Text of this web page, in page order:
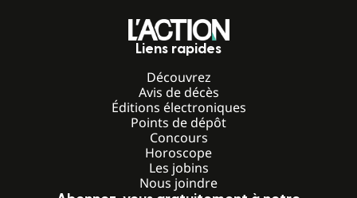
Liens rapides
Découvrez
Avis de décès
Éditions électroniques
Points de dépôt
Concours
Horoscope
Les jobins
Nous joindre